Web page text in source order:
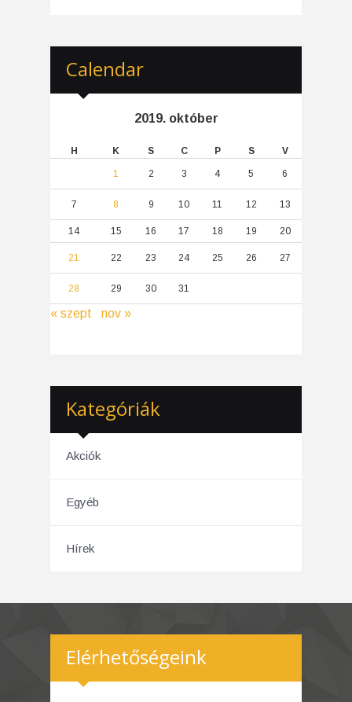
Calendar
2019. október
H K S C P S V
1 2 3 4 5 6
7 8 9 10 11 12 13
14 15 16 17 18 19 20
21 22 23 24 25 26 27
28 29 30 31
« szept nov »
Kategóriák
Akciók
Egyéb
Hírek
Elérhetőségeink